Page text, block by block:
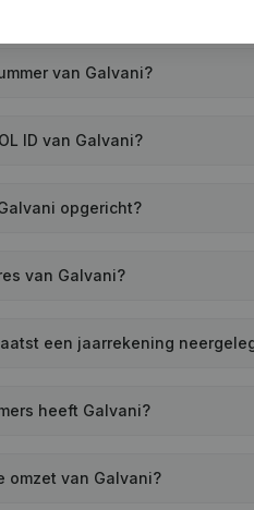
van Galvani?
ID van Galvani?
opgericht?
van Galvani?
een jaarrekening
heeft Galvani?
omzet van Galvani?